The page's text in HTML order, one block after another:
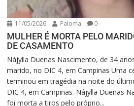
11/05/2026 Paloma 0
MULHER É MORTA PELO
DE CASAMENTO
Nájylla Duenas Nascimento, de 34
marido, no DIC 4, em Campinas Uma
terminou em tragédia na noite do
DIC 4, em Campinas. Nájylla Duenas
foi morta a tiros pelo próprio...